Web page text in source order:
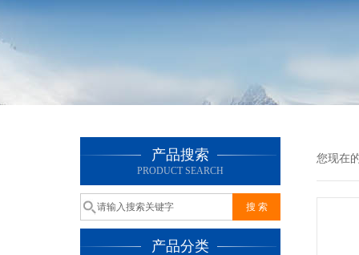
产品搜索
PRODUCT SEARCH
产品分类
您现在